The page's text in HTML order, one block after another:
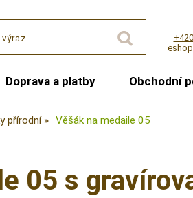
Doprava a platby Obchodní
přírodní Věšák na medaile 05
05 s